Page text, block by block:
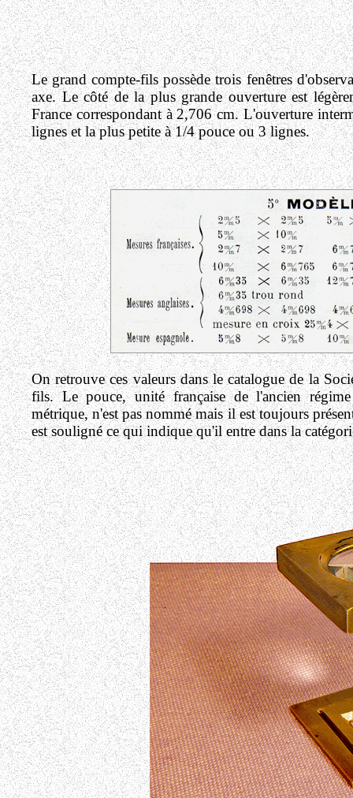
Le grand compte-fils possède trois fenêtres
axe. Le côté de la plus grande ouverture est
France correspondant à 2,706 cm. L'ouverture
lignes et la plus petite à 1/4 pouce ou 3 lignes.
On retrouve ces valeurs dans le catalogue de la
fils. Le pouce, unité française de l'ancien
métrique, n'est pas nommé mais il est toujours
est souligné ce qui indique qu'il entre dans la